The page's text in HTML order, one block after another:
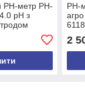
PН-метр PH-
pH з
PH-
2